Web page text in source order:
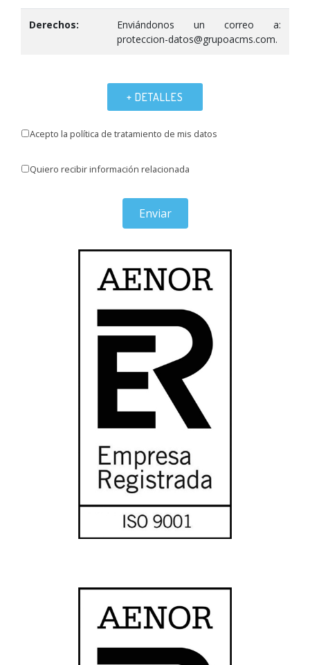
Derechos:
Enviándonos un correo a:
proteccion-datos@grupoacms.com.
+ DETALLES
Acepto la política de tratamiento de mis datos
Quiero recibir información relacionada
Enviar